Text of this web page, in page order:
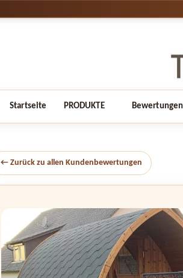
Startseite PRODUKTE Bewertungen
← Zurück zu allen Kundenbewertungen